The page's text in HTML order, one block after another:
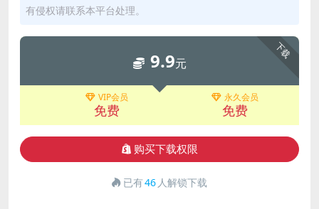
有侵权请联系本平台处理。
下载
9.9元
VIP会员
免费
永久会员
免费
购买下载权限
已有46 人解锁下载